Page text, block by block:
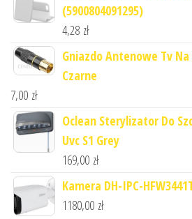
(5900804091295)
4,28 zł
Gniazdo Antenowe Tv
Czarne
7,00 zł
Oclean Sterylizator Do
Uvc S1 Grey
169,00 zł
Kamera DH-IPC-
1180,00 zł